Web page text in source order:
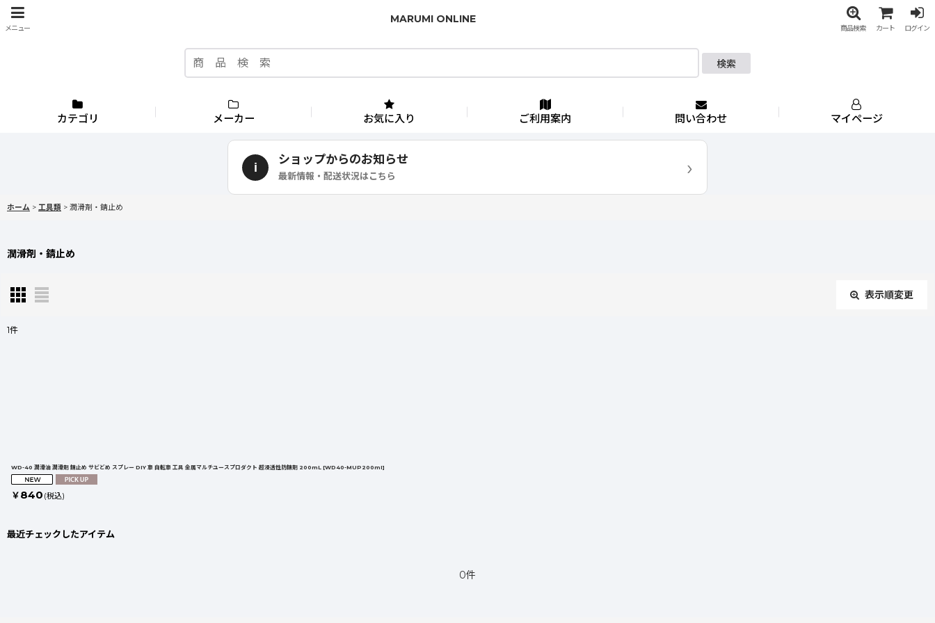
メニュー
MARUMI ONLINE
商品検索 カート ログイン
検索
カテゴリ メーカー お気に入り ご利用案内 問い合わせ マイページ
i
ショップからのお知らせ
最新情報・配送状況はこちら ›
ホーム > 工具類 > 潤滑剤・錆止め
潤滑剤・錆止め
表示順変更
1件
WD-40 潤滑油 潤滑剤 錆止め サビどめ スプレー DIY 車 自転車 工具 金属マルチユースプロダクト 超浸透性防錆剤 200mL [WD40-MUP200ml]
￥ 840 (税込)
最近チェックしたアイテム
0件